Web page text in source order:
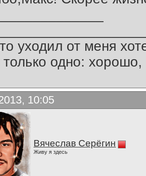
уходил от меня
только одно:
10:05
Вячеслав Серёгин
Живу я здесь